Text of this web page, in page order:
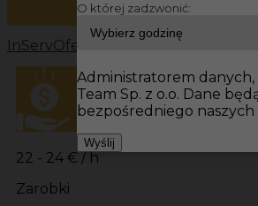
InServOferty pracy Prace
22 - 24 € / h
Zarobki
O której zadzwonić:
Administratorem
Team Sp. z o.o. Dane
bezpośredniego
Wyślij